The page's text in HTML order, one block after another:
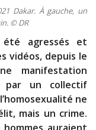
Dakar. À gauche, un
© DR
agressés et
vidéos, depuis le
manifestation
par un collectif
ne
mais un crime.